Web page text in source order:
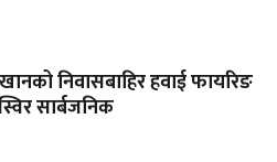
निवासबाहिर हवाई फायरिङ
सार्बजनिक